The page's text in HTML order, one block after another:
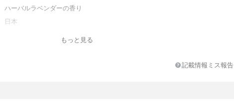
ハーバルラベンダーの香り
日本
水酸化Ｋ、アクリレーツコポリマー、アロエベラ葉エキス、ユズ果実エキス、
もっと見る
記載情報ミス報告